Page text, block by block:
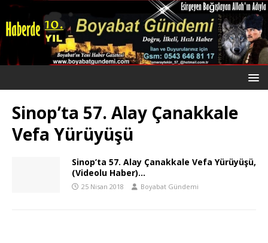
Sinop’ta 57. Alay Çanakkale
Vefa Yürüyüşü
Sinop’ta 57. Alay Çanakkale Vefa Yürüyüşü,
(Videolu Haber)…
25 Nisan 2018 Boyabat Gündemi